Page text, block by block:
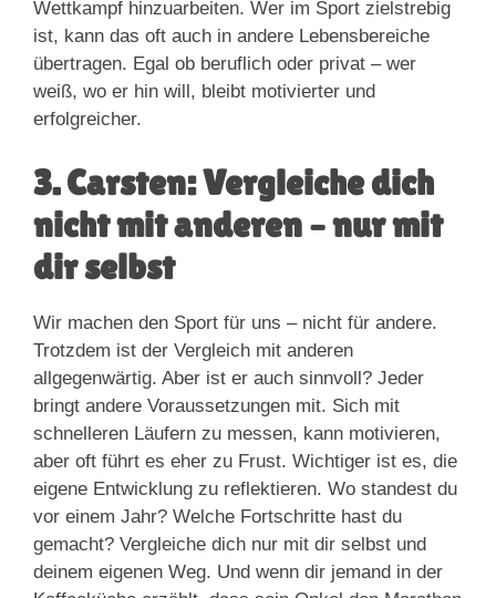
Wettkampf hinzuarbeiten. Wer im Sport zielstrebig
ist, kann das oft auch in andere Lebensbereiche
übertragen. Egal ob beruflich oder privat – wer
weiß, wo er hin will, bleibt motivierter und
erfolgreicher.
3. Carsten: Vergleiche dich
nicht mit anderen – nur mit
dir selbst
Wir machen den Sport für uns – nicht für andere.
Trotzdem ist der Vergleich mit anderen
allgegenwärtig. Aber ist er auch sinnvoll? Jeder
bringt andere Voraussetzungen mit. Sich mit
schnelleren Läufern zu messen, kann motivieren,
aber oft führt es eher zu Frust. Wichtiger ist es, die
eigene Entwicklung zu reflektieren. Wo standest du
vor einem Jahr? Welche Fortschritte hast du
gemacht? Vergleiche dich nur mit dir selbst und
deinem eigenen Weg. Und wenn dir jemand in der